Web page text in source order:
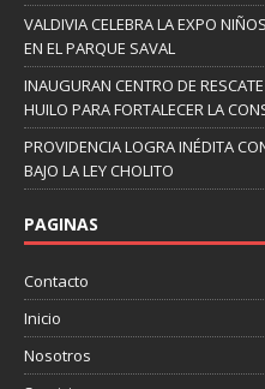
VALDIVIA CELEBRA LA EXPO
EN EL PARQUE SAVAL
INAUGURAN CENTRO DE
HUILO PARA FORTALECER LA
PROVIDENCIA LOGRA INÉDITA
BAJO LA LEY CHOLITO
PAGINAS
Contacto
Inicio
Nosotros